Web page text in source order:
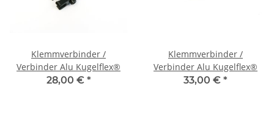
Klemmverbinder /
Verbinder Alu Kugelflex®
28,00 € *
Klemmverbinder /
Verbinder Alu Kugelflex®
33,00 € *